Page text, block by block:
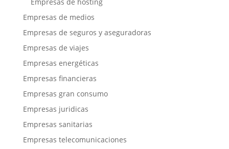
Empresas de medios
Empresas de seguros y aseguradoras
Empresas de viajes
Empresas energéticas
Empresas financieras
Empresas gran consumo
Empresas juridicas
Empresas sanitarias
Empresas telecomunicaciones